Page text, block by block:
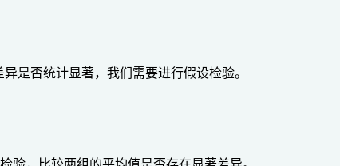
是否统计显著，我们需要进行假设检验。